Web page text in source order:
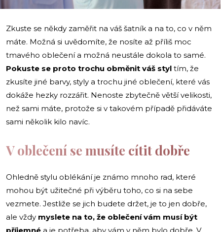
Zkuste se někdy zaměřit na váš šatník a na to, co v něm
máte. Možná si uvědomíte, že nosíte až příliš moc
tmavého oblečení a možná neustále dokola to samé.
Pokuste se proto trochu obměnit váš styl tím, že
zkusíte jiné barvy, styly a trochu jiné oblečení, které vás
dokáže hezky rozzářit. Nenoste zbytečně větší velikosti,
než sami máte, protože si v takovém případě přidáváte
sami několik kilo navíc.
V oblečení se musíte cítit dobře
Ohledně stylu oblékání je známo mnoho rad, které
mohou být užitečné při výběru toho, co si na sebe
vezmete. Jestliže se jich budete držet, je to jen dobře,
ale vždy myslete na to, že oblečení vám musí být